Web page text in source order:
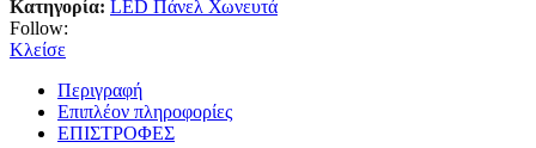
Κατηγορία: LED Πάνελ Χωνευτά
Follow:
Κλείσε
Περιγραφή
Επιπλέον πληροφορίες
ΕΠΙΣΤΡΟΦΕΣ